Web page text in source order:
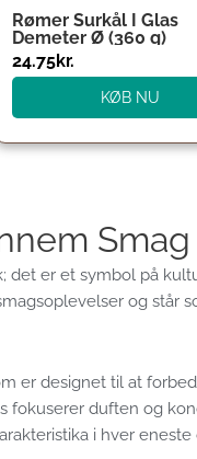
Rømer Surkål I Glas
Demeter Ø (360 g)
24.75kr.
KØB NU
er et symbol på
og står
er designet til at
duften og
i hver eneste